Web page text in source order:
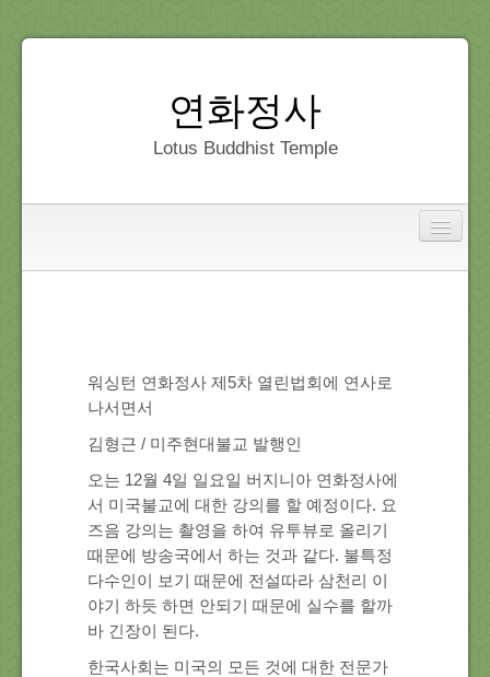
연화정사
Lotus Buddhist Temple
Dedication
Gallery
About Us
Location
워싱턴 연화정사 제5차 열린법회에 연사로
나서면서
김형근 / 미주현대불교 발행인
오는 12월 4일 일요일 버지니아 연화정사에
서 미국불교에 대한 강의를 할 예정이다. 요
즈음 강의는 촬영을 하여 유투뷰로 올리기
때문에 방송국에서 하는 것과 같다. 불특정
다수인이 보기 때문에 전설따라 삼천리 이
야기 하듯 하면 안되기 때문에 실수를 할까
바 긴장이 된다.
한국사회는 미국의 모든 것에 대한 전문가